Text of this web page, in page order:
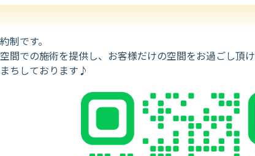
制です。
間での施術を提供し、お客様だけの空間をお過ごし頂
ちしております♪